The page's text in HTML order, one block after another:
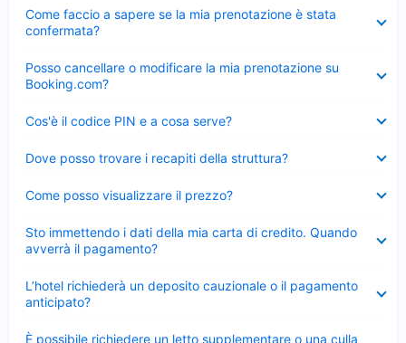
Come faccio a sapere se la mia prenotazione è stata
confermata?
chiuso
Posso cancellare o modificare la mia prenotazione su
Booking.com?
chiuso
Cos'è il codice PIN e a cosa serve?
chiuso
Dove posso trovare i recapiti della struttura?
chiuso
Come posso visualizzare il prezzo?
chiuso
Sto immettendo i dati della mia carta di credito. Quando
avverrà il pagamento?
chiuso
L’hotel richiederà un deposito cauzionale o il pagamento
anticipato?
chiuso
È possibile richiedere un letto supplementare o una culla
Elemento